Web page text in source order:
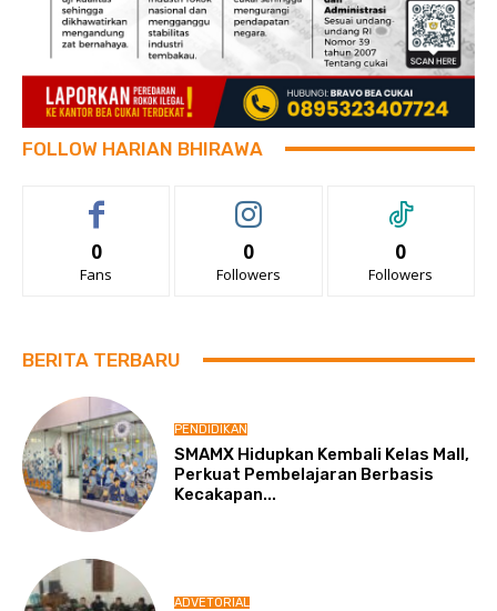
FOLLOW HARIAN BHIRAWA
0
Fans
0
Followers
0
Followers
BERITA TERBARU
PENDIDIKAN
SMAMX Hidupkan Kembali Kelas Mall,
Perkuat Pembelajaran Berbasis
Kecakapan...
ADVETORIAL